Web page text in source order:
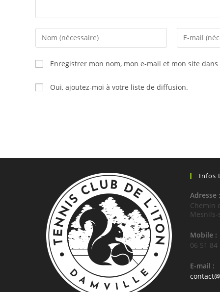
Enter
your
name
or
username
Enter
your
to
Enregistrer mon nom, mon e-mail et mon site
Oui, ajoutez-moi à votre liste de diffusion.
Infos
Adresse :
Chemin
Mobile :
06 51 84
E-mail :